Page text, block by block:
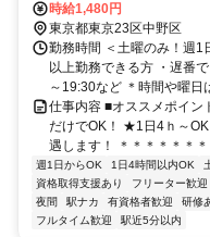
A1口徒歩約1分、東京メト
徒歩約6分 JR・都営大江
時給1,480円
東京都東京23区中野区
勤務時間 ＜土曜のみ！週1
以上勤務できる方 ・遅番
～19:30など ＊時間や曜日
仕事内容 ■オススメポイ
だけでOK！ ★1日4ｈ～
遇します！ ＊＊＊＊＊＊
週1日からOK 1日4時間以内OK
資格取得支援あり
フリーター歓迎
夜間
駅ナカ 有資格者歓迎 研修
フルタイム歓迎
駅近5分以内